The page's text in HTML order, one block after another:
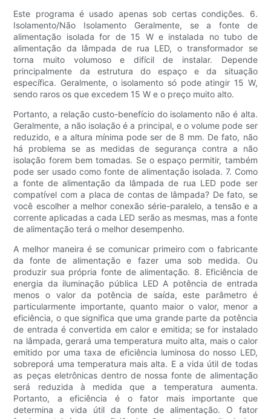
Este programa é usado apenas sob certas condições. 6.
Isolamento/Não Isolamento Geralmente, se a fonte de
alimentação isolada for de 15 W e instalada no tubo de
alimentação da lâmpada de rua LED, o transformador se
torna muito volumoso e difícil de instalar. Depende
principalmente da estrutura do espaço e da situação
específica. Geralmente, o isolamento só pode atingir 15 W,
sendo raros os que excedem 15 W e o preço muito alto.
Portanto, a relação custo-benefício do isolamento não é alta.
Geralmente, a não isolação é a principal, e o volume pode ser
reduzido, e a altura mínima pode ser de 8 mm. De fato, não
há problema se as medidas de segurança contra a não
isolação forem bem tomadas. Se o espaço permitir, também
pode ser usado como fonte de alimentação isolada. 7. Como
a fonte de alimentação da lâmpada de rua LED pode ser
compatível com a placa de contas de lâmpada? De fato, se
você escolher a melhor conexão série-paralelo, a tensão e a
corrente aplicadas a cada LED serão as mesmas, mas a fonte
de alimentação terá o melhor desempenho.
A melhor maneira é se comunicar primeiro com o fabricante
da fonte de alimentação e fazer uma sob medida. Ou
produzir sua própria fonte de alimentação. 8. Eficiência de
energia da iluminação pública LED A potência de entrada
menos o valor da potência de saída, este parâmetro é
particularmente importante, quanto maior o valor, menor a
eficiência, o que significa que uma grande parte da potência
de entrada é convertida em calor e emitida; se for instalado
na lâmpada, gerará uma temperatura muito alta, mais o calor
emitido por uma taxa de eficiência luminosa do nosso LED,
sobreporá uma temperatura mais alta. E a vida útil de todas
as peças eletrônicas dentro de nossa fonte de alimentação
será reduzida à medida que a temperatura aumenta.
Portanto, a eficiência é o fator mais importante que
determina a vida útil da fonte de alimentação. O fator